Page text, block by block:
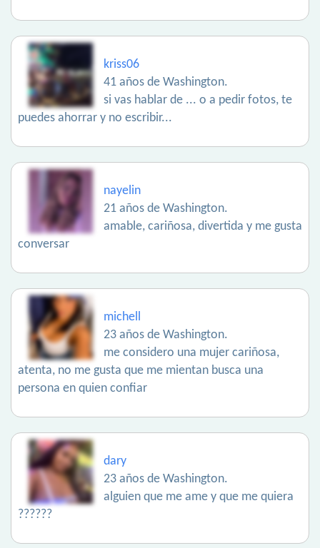
kriss06
41 años de Washington.
si vas hablar de ... o a pedir fotos, te
puedes ahorrar y no escribir...
nayelin
21 años de Washington.
amable, cariñosa, divertida y me gusta
conversar
michell
23 años de Washington.
me considero una mujer cariñosa,
atenta, no me gusta que me mientan busca una
persona en quien confiar
dary
23 años de Washington.
alguien que me ame y que me quiera
??????